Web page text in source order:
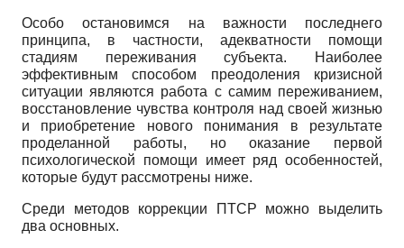
Особо остановимся на важности последнего
принципа, в частности, адекватности помощи
стадиям переживания субъекта. Наиболее
эффективным способом преодоления кризисной
ситуации являются работа с самим переживанием,
восстановление чувства контроля над своей жизнью
и приобретение нового понимания в результате
проделанной работы, но оказание первой
психологической помощи имеет ряд особенностей,
которые будут рассмотрены ниже.
Среди методов коррекции ПТСР можно выделить
два основных.